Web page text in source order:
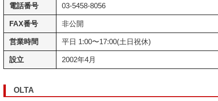
電話番号 03-5458-8056
FAX番号 非公開
営業時間 平日 1:00〜17:00(土日祝休)
設立 2002年4月
OLTA